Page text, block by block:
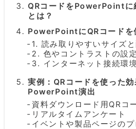
QRコードをPowerPointに
とは？
PowerPointにQRコードを
1. 読み取りやすいサイズ
2. 色やコントラストの設定
3. インターネット接続環
実例：QRコードを使った
PowerPoint演出
資料ダウンロード用QRコ
リアルタイムアンケート
イベントや製品ページの